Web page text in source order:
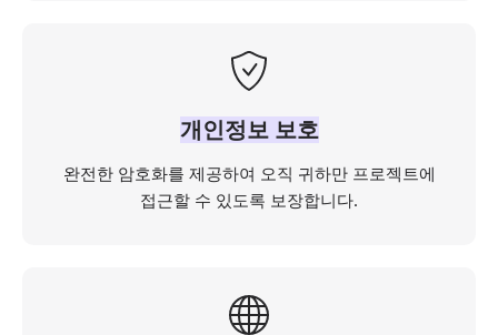
개인정보 보호
완전한 암호화를 제공하여 오직 귀하만 프로젝트에
접근할 수 있도록 보장합니다.